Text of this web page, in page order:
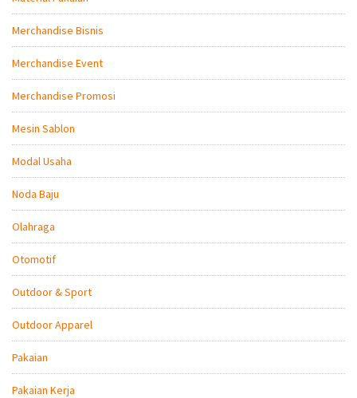
Merchandise Bisnis
Merchandise Event
Merchandise Promosi
Mesin Sablon
Modal Usaha
Noda Baju
Olahraga
Otomotif
Outdoor & Sport
Outdoor Apparel
Pakaian
Pakaian Kerja